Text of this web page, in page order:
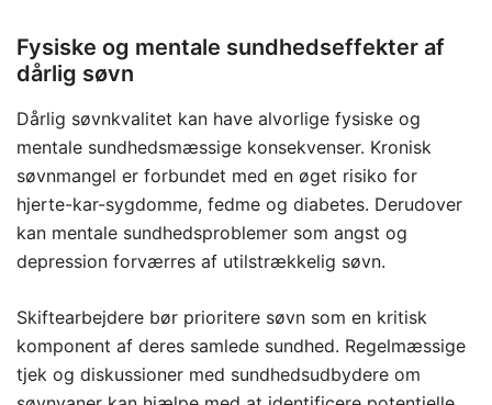
Fysiske og mentale sundhedseffekter af
dårlig søvn
Dårlig søvnkvalitet kan have alvorlige fysiske og
mentale sundhedsmæssige konsekvenser. Kronisk
søvnmangel er forbundet med en øget risiko for
hjerte-kar-sygdomme, fedme og diabetes. Derudover
kan mentale sundhedsproblemer som angst og
depression forværres af utilstrækkelig søvn.
Skiftearbejdere bør prioritere søvn som en kritisk
komponent af deres samlede sundhed. Regelmæssige
tjek og diskussioner med sundhedsudbydere om